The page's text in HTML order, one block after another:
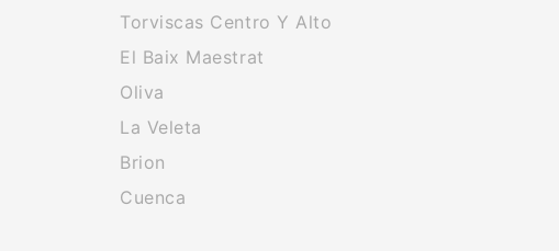
Torviscas Centro Y Alto
El Baix Maestrat
Oliva
La Veleta
Brion
Cuenca